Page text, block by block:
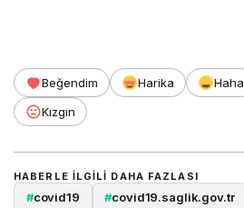
Beğendim Harika Haha
Kızgın
HABERLE ILGILI DAHA FAZLASI
#covid19 #covid19.saglik.gov.tr